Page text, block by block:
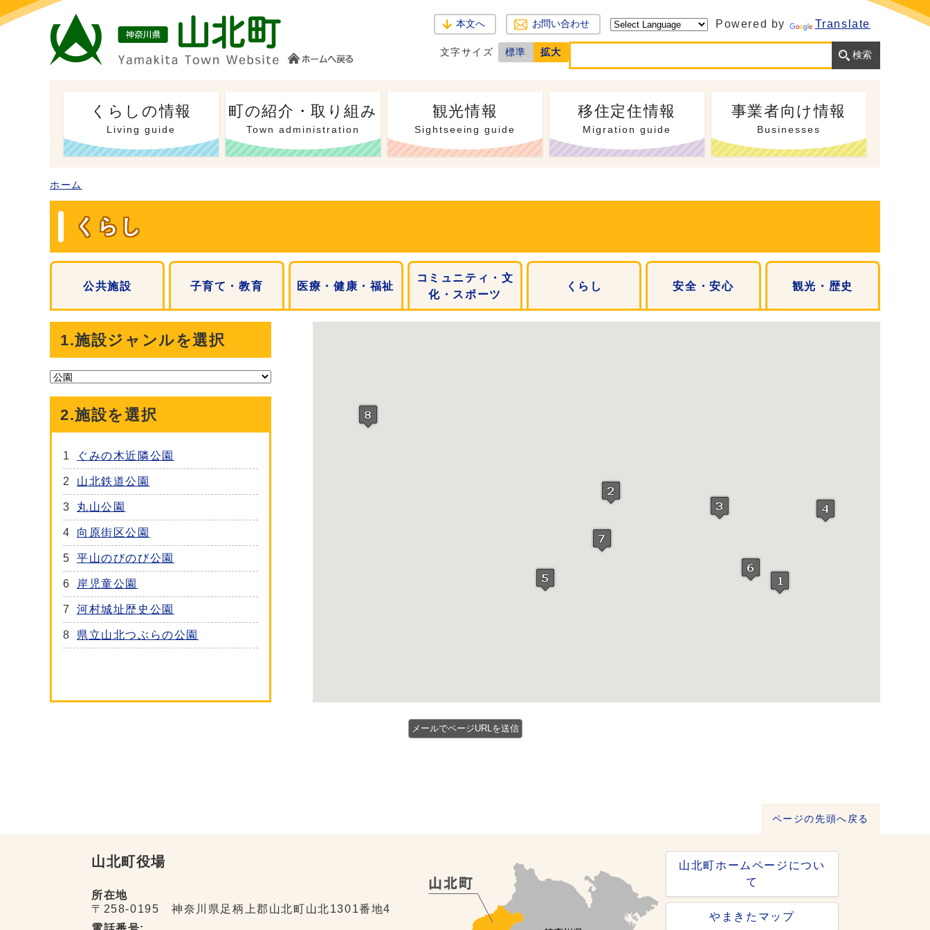
本文へ お問い合わせ Powered by Translate
文字サイズ 標準 拡大
くらしの情報
Living guide
町の紹介・取り組み
Town administration
観光情報
Sightseeing guide
移住定住情報
Migration guide
事業者向け情報
Businesses
ホーム
くらし
公共施設 子育て・教育 医療・健康・福祉
コミュニティ・文
化・スポーツ
くらし 安全・安心 観光・歴史
1.施設ジャンルを選択
2.施設を選択
1 ぐみの木近隣公園
2 山北鉄道公園
3 丸山公園
4 向原街区公園
5 平山のびのび公園
6 岸児童公園
7 河村城址歴史公園
8 県立山北つぶらの公園
ページの先頭へ戻る
山北町役場
所在地
〒258-0195 神奈川県足柄上郡山北町山北1301番地4
山北町ホームページについ
て
やまきたマップ